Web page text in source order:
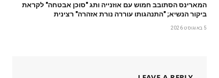
המארינס הסתובב חמוש עם אוזנייה ותג "סוכן אבטחה" לקראת
ביקור הנשיא; "התנהגותו עוררה נורת אזהרה" רצינית
5 באוגוסט 2026